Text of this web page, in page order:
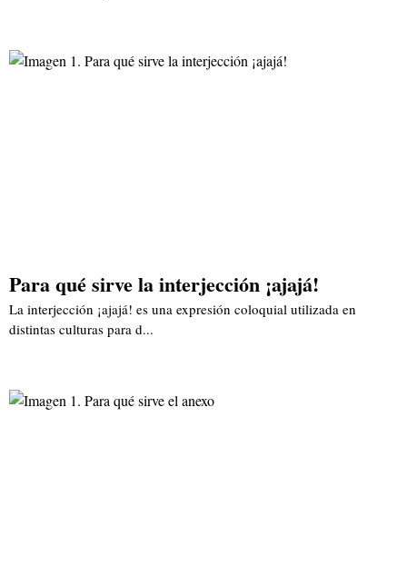
Para qué sirve la interjección ¡ajajá!
La interjección ¡ajajá! es una expresión coloquial utilizada en
distintas culturas para d...